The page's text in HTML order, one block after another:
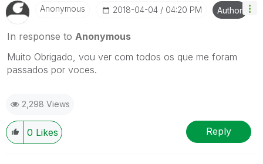
Anonymous ‎2018-04-04 04:20 PM Author
In response to Anonymous
Muito Obrigado, vou ver com todos os que me foram
passados por voces.
2,298 Views
0 Likes Reply